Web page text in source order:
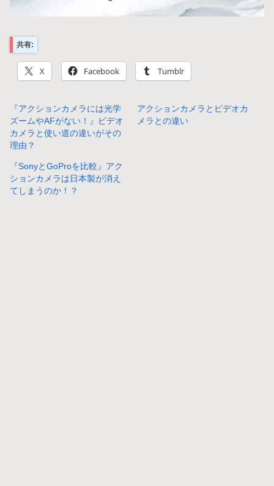
共有:
X Facebook Tumblr
『アクションカメラには光学
ズームやAFがない！』ビデオ
カメラと使い道の違いがその
理由？
アクションカメラとビデオカ
メラとの違い
『SonyとGoProを比較』アク
ションカメラは日本製が消え
てしまうのか！？